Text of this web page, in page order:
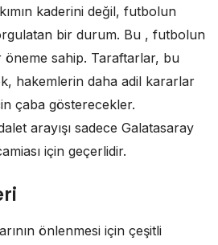
kaderini değil, futbolun
bir durum. Bu , futbolun
öneme sahip. Taraftarlar, bu
hakemlerin daha adil kararlar
çaba gösterecekler.
arayışı sadece Galatasaray
için geçerlidir.
önlenmesi için çeşitli